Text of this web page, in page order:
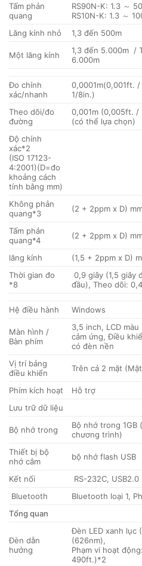
Tấm phản
quang
RS90N-K: 1.3 ～
RS10N-K: 1.3 ～
Lăng kính nhỏ
1,3 đến 500m
Một lăng kính
1,3 đến 5.000m /
6.000m
Đo chính
xác/nhanh
0,0001m(0,001ft.
1/8in.)
Theo dõi/đo
đường
0,001m (0,005ft. /
(có thể lựa chọn)
Độ chính
xác*2
(ISO 17123-
4:2001)(D=đo
khoảng cách
tính bằng mm)
Không phản
quang*3
(2 + 2ppm x D)
Tấm phản
quang*4
(2 + 2ppm x D)
lăng kính
(1,5 + 2ppm x D)
Thời gian đo
*8
0,9 giây (1,5 giây
đầu), Theo dõi:
Hệ điều hành Windows
Màn hình /
Bàn phím
3,5 inch, LCD màu
cảm ứng, Điều
có đèn nền
Vị trí bảng
điều khiển
Trên cả 2 mặt
Phím kích hoạt
Hỗ trợ
Lưu trữ dữ liệu
Bộ nhớ trong
Bộ nhớ trong 1GB
chương trình)
Thiết bị bộ
nhớ cắm
bộ nhớ flash USB
Kết nối
RS-232C,
Bluetooth
Bluetooth loại 1,
Tổng quan
Đèn dẫn
hướng
Đèn LED xanh lục
(626nm),
Phạm vi hoạt
490ft.)*2